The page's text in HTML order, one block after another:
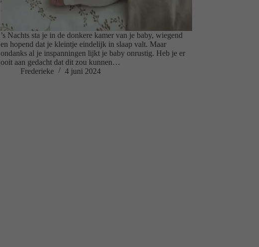
’s Nachts sta je in de donkere kamer van je baby, wiegend
en hopend dat je kleintje eindelijk in slaap valt. Maar
ondanks al je inspanningen lijkt je baby onrustig. Heb je er
ooit aan gedacht dat dit zou kunnen…
Frederieke
4 juni 2024